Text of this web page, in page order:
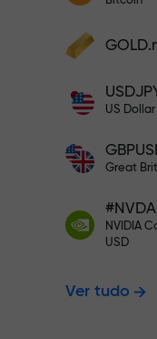
US
Great
#NVDA
NVIDIA
USD
Ver tudo